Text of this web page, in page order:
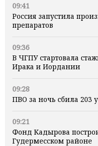
09:41
Россия запустила
препаратов
09:36
В ЧГПУ стартовала
Ирака и Иордании
09:28
ПВО за ночь сбила 203
09:21
Фонд Кадырова
Гудермесском районе